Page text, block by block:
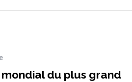
du plus grand